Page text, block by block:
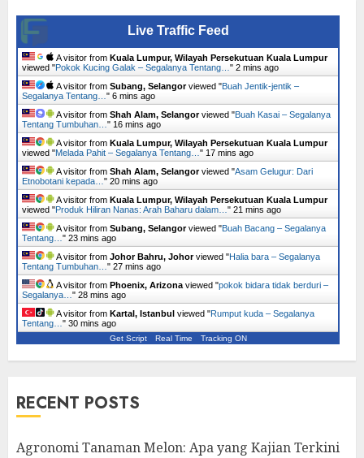
Live Traffic Feed
A visitor from Kuala Lumpur, Wilayah Persekutuan Kuala Lumpur
viewed "Pokok Kucing Galak – Segalanya Tentang… " 2 mins ago
A visitor from Subang, Selangorviewed "Buah Jentik-jentik –
Segalanya Tentang… " 6 mins ago
A visitor from Shah Alam, Selangorviewed "Buah Kasai – Segalanya
Tentang Tumbuhan… " 16 mins ago
A visitor from Kuala Lumpur, Wilayah Persekutuan Kuala Lumpur
viewed "Melada Pahit – Segalanya Tentang… " 17 mins ago
A visitor from Shah Alam, Selangorviewed "Asam Gelugur: Dari
Etnobotani kepada… " 20 mins ago
A visitor from Kuala Lumpur, Wilayah Persekutuan Kuala Lumpur
viewed "Produk Hiliran Nanas: Arah Baharu dalam… " 21 mins ago
A visitor from Subang, Selangorviewed "Buah Bacang – Segalanya
Tentang… " 23 mins ago
A visitor from Johor Bahru, Johorviewed "Halia bara – Segalanya
Tentang Tumbuhan… " 27 mins ago
A visitor from Phoenix, Arizona viewed "pokok bidara tidak berduri –
Segalanya… " 28 mins ago
A visitor from Kartal, Istanbul viewed "Rumput kuda – Segalanya
Tentang… " 30 mins ago
Get Script Real Time Tracking ON
RECENT POSTS
Agronomi Tanaman Melon: Apa yang Kajian Terkini